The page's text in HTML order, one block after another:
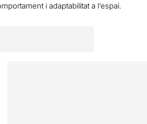
i adaptabilitat a l’espai.